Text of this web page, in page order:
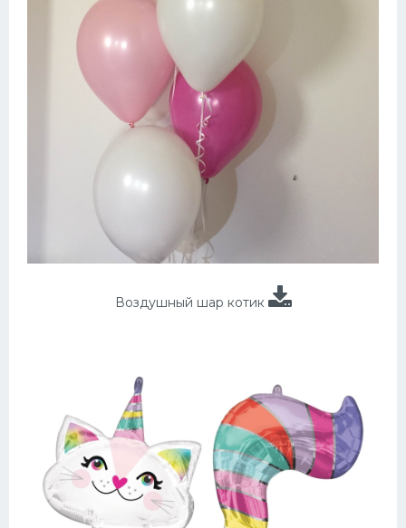
Воздушный шар котик